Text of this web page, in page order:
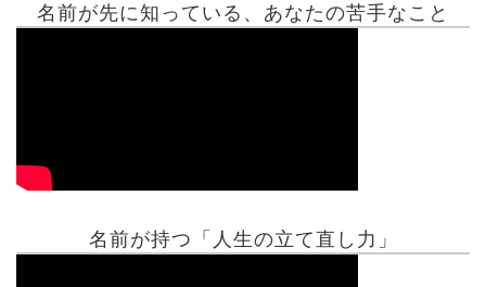
名前が先に知っている、あなたの苦手なこと
名前が持つ「人生の立て直し力」